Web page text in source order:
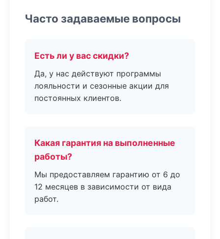
Часто задаваемые вопросы
Есть ли у вас скидки?
Да, у нас действуют программы
лояльности и сезонные акции для
постоянных клиентов.
Какая гарантия на выполненные
работы?
Мы предоставляем гарантию от 6 до
12 месяцев в зависимости от вида
работ.